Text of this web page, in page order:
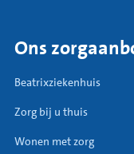
Ons
Beatrixziekenhuis
Zorg bij u thuis
Wonen met zorg